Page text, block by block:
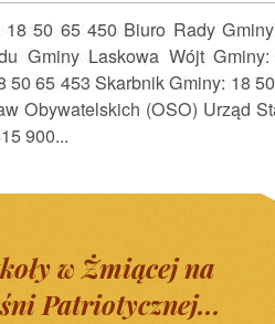
18 50 65 450 Biuro Rady
Gminy Laskowa Wójt
50 65 453 Skarbnik Gminy: 18
Obywatelskich (OSO) Urząd
900...
w Żmiącej na
Patriotycznej...